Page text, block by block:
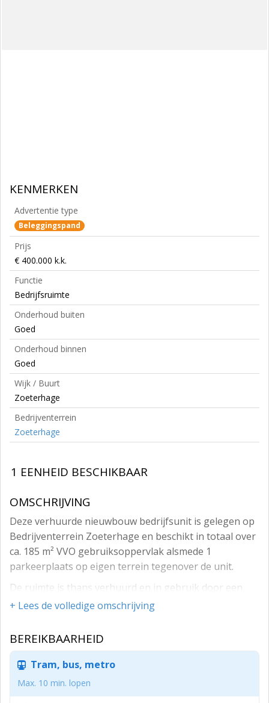
KENMERKEN
Advertentie type
Beleggingspand
Prijs
€ 400.000 k.k.
Functie
Bedrijfsruimte
Onderhoud buiten
Goed
Onderhoud binnen
Goed
Wijk / Buurt
Zoeterhage
Bedrijventerrein
Zoeterhage
1 EENHEID BESCHIKBAAR
OMSCHRIJVING
Deze verhuurde nieuwbouw bedrijfsunit is gelegen op
Bedrijventerrein Zoeterhage en beschikt in totaal over
ca. 185 m² VVO gebruiksoppervlak alsmede 1
parkeerplaats op eigen terrein tegenover de unit.
De ruimte is thans verhuurd en in gebruik door een
garagebedrijf.
> ca. 185 m² VVO;
• ca. 92 m² bedrijfsruimte (BG);
• ca. 93 m² kantoorruimte (1e etage);
+ Lees de volledige omschrijving
BEREIKBAARHEID
Tram, bus, metro
Max. 10 min. lopen